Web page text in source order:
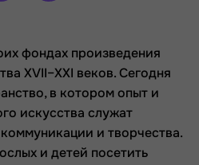
фондах произведения
XVII–XXI веков. Сегодня
в котором опыт и
искусства служат
и творчества.
и детей посетить